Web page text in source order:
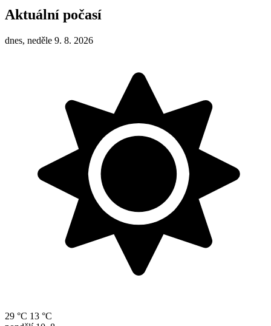
Aktuální počasí
dnes, neděle 9. 8. 2026
29 °C 13 °C